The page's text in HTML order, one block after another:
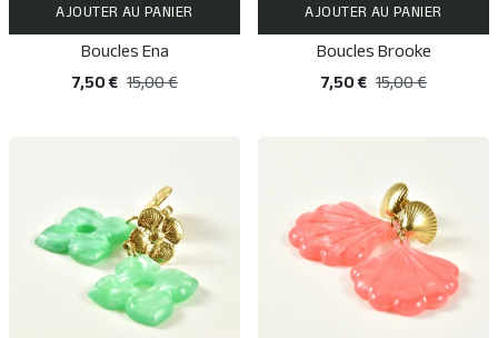
AJOUTER AU PANIER
Boucles Ena
7,50 € 15,00 €
AJOUTER AU PANIER
Boucles Brooke
7,50 € 15,00 €